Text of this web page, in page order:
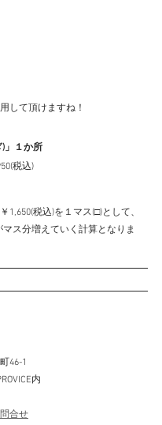
して頂けますね！
)」１か所
税込)
1,650(税込)を１マス(□)として、
マス分増えていく計算となりま
46-1
内
合せ